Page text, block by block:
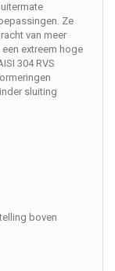
Ze
van meer
extreem hoge
304 RVS
sluiting
boven